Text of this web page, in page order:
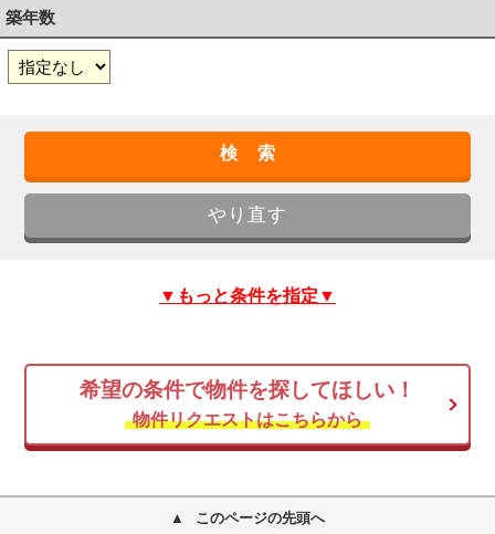
築年数
▼もっと条件を指定▼
希望の条件で物件を探してほしい！
物件リクエストはこちらから
このページの先頭へ